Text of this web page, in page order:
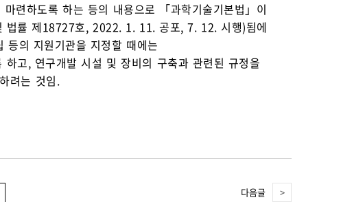
련하도록 하는 등의 내용으로 「과학기술기본법」이
률 제18727호, 2022. 1. 11. 공포, 7. 12. 시행)됨에
등의 지원기관을 지정할 때에는
하고, 연구개발 시설 및 장비의 구축과 관련된 규정을
려는 것임.
다음글